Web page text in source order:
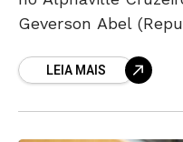
Geverson Abel
do ex-governador
LEIA MAIS